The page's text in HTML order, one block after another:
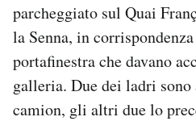
parcheggiato sul Quai
la Senna, in
portafinestra che davano
galleria. Due dei ladri
camion, gli altri due lo